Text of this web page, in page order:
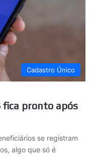
Cadastro Único
fica pronto após
se registram
algo que só é